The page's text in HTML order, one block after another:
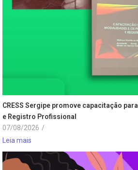
CRESS Sergipe promove capacitação
e Registro Profissional
07/08/2026 /
Leia mais